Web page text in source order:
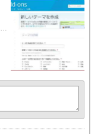
http://raspi-diary.com/firefox%e3%81%ae%e3%83%86%e3%83%bc%e3%83%9e%e3%82%923%e5%88%86%e3%81%a7%e4%bd%9c%e3%81%a3%e3%81%a6%e3%81%bf%e3%82%88%e3%81%86%ef%bc%81firefox%e3%81%ae%e3%83%86%e3%83%bc%e3%83%9e%e3%81%ae%e4%bd%9c/